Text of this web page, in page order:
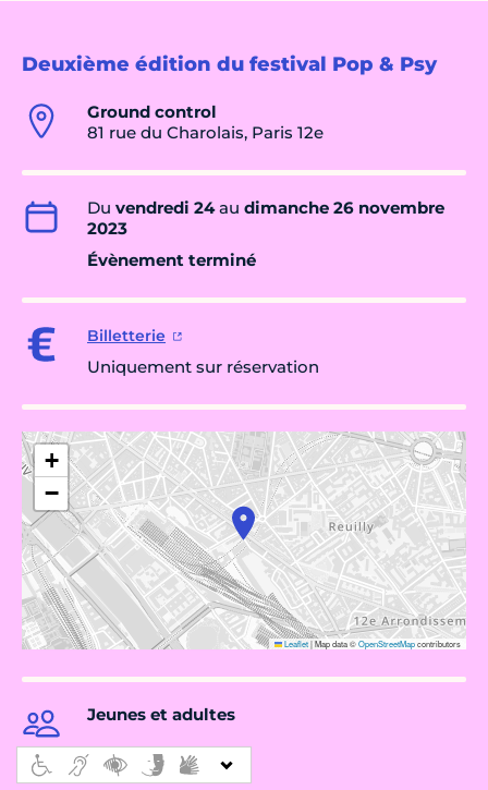
Deuxième édition du festival Pop & Psy
Ground control
81 rue du Charolais, Paris 12e
Du vendredi 24au dimanche 26 novembre
2023
Évènement terminé
Billetterie
Uniquement sur réservation
+
−
Leaflet|Map data ©OpenStreetMapcontributors
Jeunes et adultes